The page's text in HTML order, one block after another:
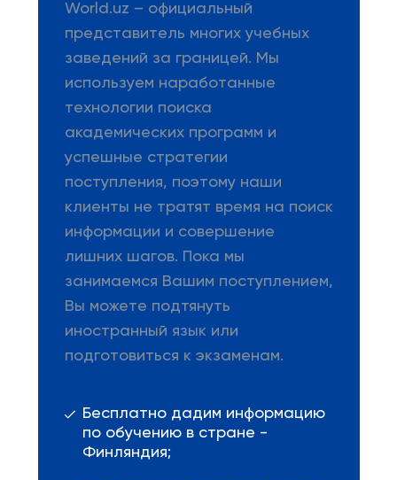
World.uz – официальный
представитель многих учебных
заведений за границей. Мы
используем наработанные
технологии поиска
академических программ и
успешные стратегии
поступления, поэтому наши
клиенты не тратят время на поиск
информации и совершение
лишних шагов. Пока мы
занимаемся Вашим поступлением,
Вы можете подтянуть
иностранный язык или
подготовиться к экзаменам.
Бесплатно дадим информацию
по обучению в стране -
Финляндия;